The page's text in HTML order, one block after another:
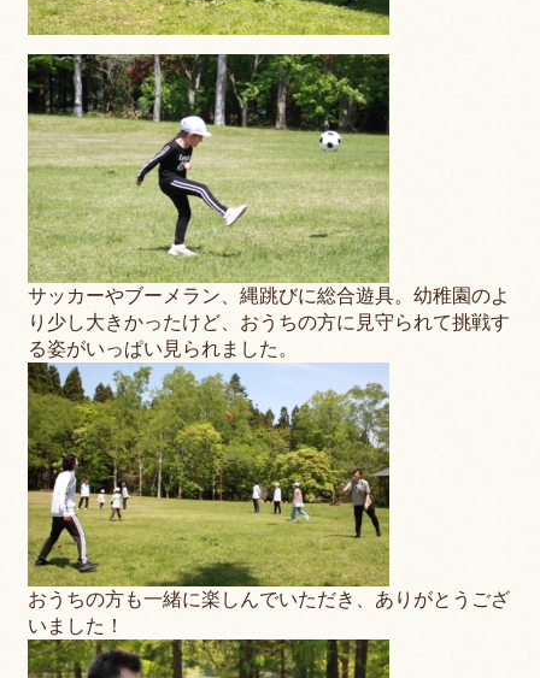
サッカーやブーメラン、縄跳びに総合遊具。幼稚園のよ
り少し大きかったけど、おうちの方に見守られて挑戦す
る姿がいっぱい見られました。
おうちの方も一緒に楽しんでいただき、ありがとうござ
いました！